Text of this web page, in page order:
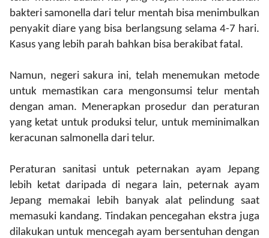
bakteri samonella dari telur mentah bisa menimbulkan
penyakit diare yang bisa berlangsung selama 4-7 hari.
Kasus yang lebih parah bahkan bisa berakibat fatal.
Namun, negeri sakura ini, telah menemukan metode
untuk memastikan cara mengonsumsi telur mentah
dengan aman. Menerapkan prosedur dan peraturan
yang ketat untuk produksi telur, untuk meminimalkan
keracunan salmonella dari telur.
Peraturan sanitasi untuk peternakan ayam Jepang
lebih ketat daripada di negara lain, peternak ayam
Jepang memakai lebih banyak alat pelindung saat
memasuki kandang. Tindakan pencegahan ekstra juga
dilakukan untuk mencegah ayam bersentuhan dengan